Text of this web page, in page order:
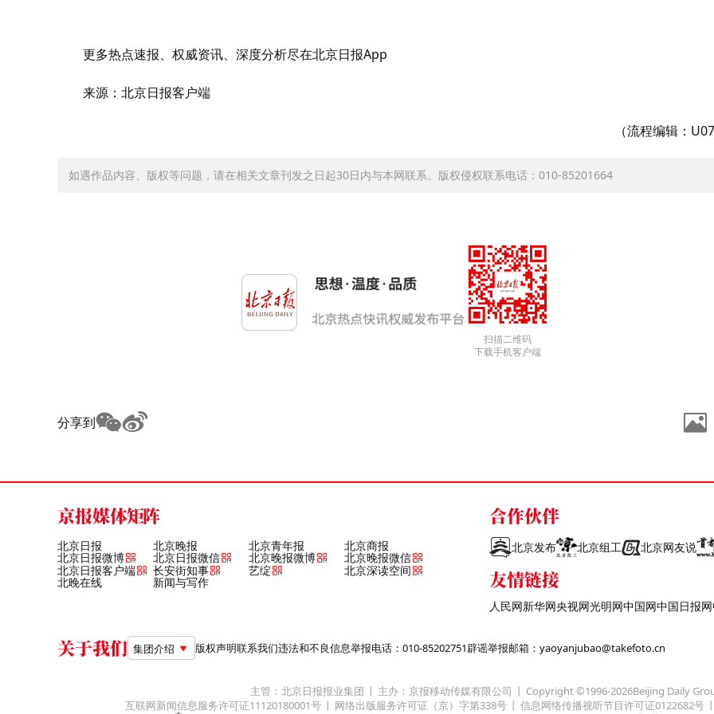
更多热点速报、权威资讯、深度分析尽在北京日报App
来源：北京日报客户端
（流程编辑：
如遇作品内容、版权等问题，请在相关文章刊发之日起30日内与本网联系。版权侵权联系电话：010-85201664
扫描二维码
下载手机客户端
分享到
京报媒体矩阵
北京日报 北京晚报 北京青年报 北京商报
北京日报微博 北京日报微信 北京晚报微博
北京晚报微信
北京日报客户端
长安街知事 艺绽 北京深读空间
北晚在线 新闻与写作
合作伙伴
北京发布 北京组工 北京网友说
友情链接
人民网新华网央视网光明网中国网中国日报网
关于我们 集团介绍 版权声明联系我们违法和不良信息举报电话：010-85202751辟谣举报邮箱：yaoyanjubao@takefoto.cn
主管：北京日报报业集团 主办：京报移动传媒有限公司 Copyright ©1996-2026Beijing Daily
互联网新闻信息服务许可证11120180001号
网络出版服务许可证（京）字第338号
信息网络传播视听节目许可证0122682号